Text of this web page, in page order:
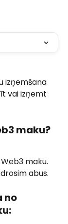
izņemšana
vai izņemt
maku?
maku.
abus.
no